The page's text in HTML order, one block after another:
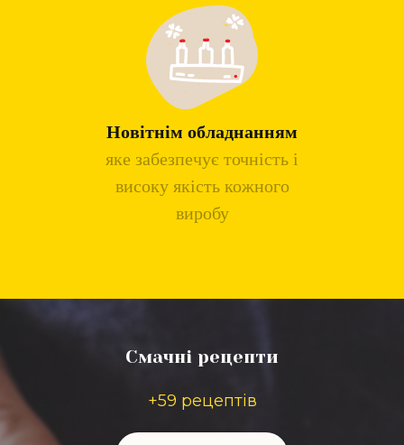
Новітнім обладнанням
яке забезпечує точність і
високу якість кожного
виробу
Смачні рецепти
+59 рецептів